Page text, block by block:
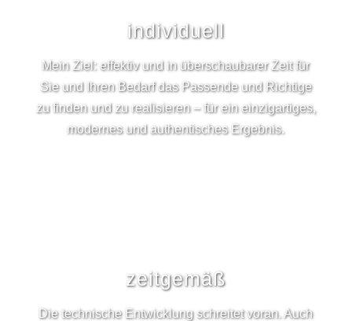
individuell
Mein Ziel: effektiv und in überschaubarer Zeit für
Sie und Ihren Bedarf das Passende und Richtige
zu finden und zu realisieren – für ein einzigartiges,
modernes und authentisches Ergebnis.
zeitgemäß
Die technische Entwicklung schreitet voran. Auch